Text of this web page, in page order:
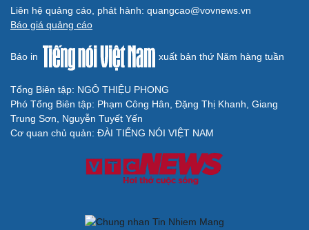
Liên hệ quảng cáo, phát hành: quangcao@vovnews.vn
Báo giá quảng cáo
Báo in xuất bản thứ Năm hàng tuần
Tổng Biên tập: NGÔ THIỆU PHONG
Phó Tổng Biên tập: Phạm Công Hân, Đặng Thị Khanh, Giang
Trung Sơn, Nguyễn Tuyết Yến
Cơ quan chủ quản: ĐÀI TIẾNG NÓI VIỆT NAM